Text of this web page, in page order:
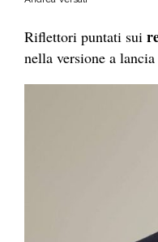
Riflettori puntati sui
nella versione a